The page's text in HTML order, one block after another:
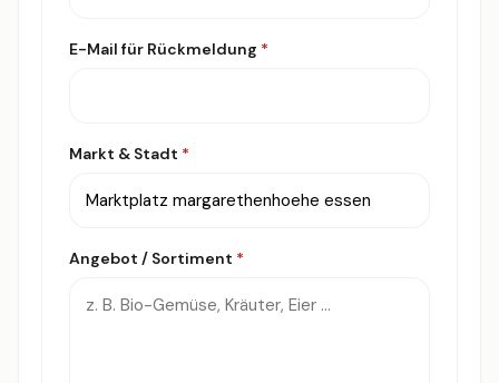
E-Mail für Rückmeldung *
Markt & Stadt *
Angebot / Sortiment *